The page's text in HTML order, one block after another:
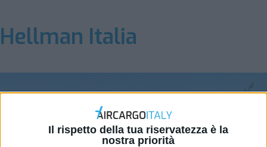
Il rispetto della tua riservatezza è la
nostra priorità
Hellman Italia